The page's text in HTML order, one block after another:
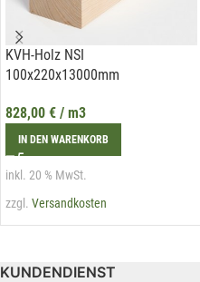
KVH-Holz NSI
100x220x13000mm
828,00 € / m3
IN DEN WARENKORB
inkl. 20 % MwSt.
zzgl. Versandkosten
KUNDENDIENST